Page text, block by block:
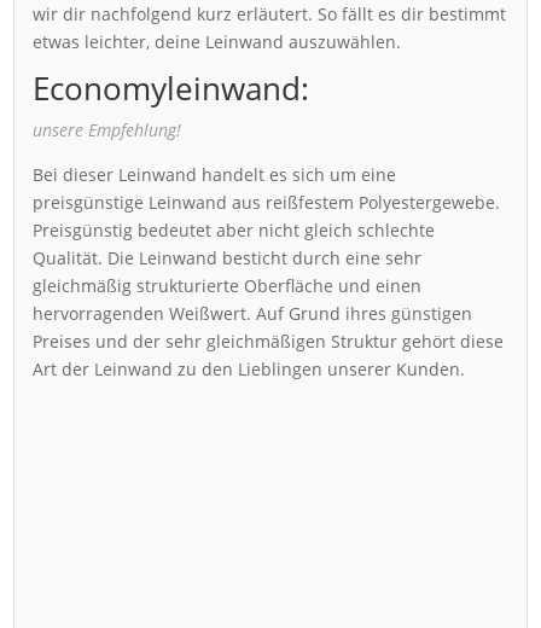
wir dir nachfolgend kurz erläutert. So fällt es dir bestimmt
etwas leichter, deine Leinwand auszuwählen.
Economyleinwand:
unsere Empfehlung!
Bei dieser Leinwand handelt es sich um eine
preisgünstige Leinwand aus reißfestem Polyestergewebe.
Preisgünstig bedeutet aber nicht gleich schlechte
Qualität. Die Leinwand besticht durch eine sehr
gleichmäßig strukturierte Oberfläche und einen
hervorragenden Weißwert. Auf Grund ihres günstigen
Preises und der sehr gleichmäßigen Struktur gehört diese
Art der Leinwand zu den Lieblingen unserer Kunden.